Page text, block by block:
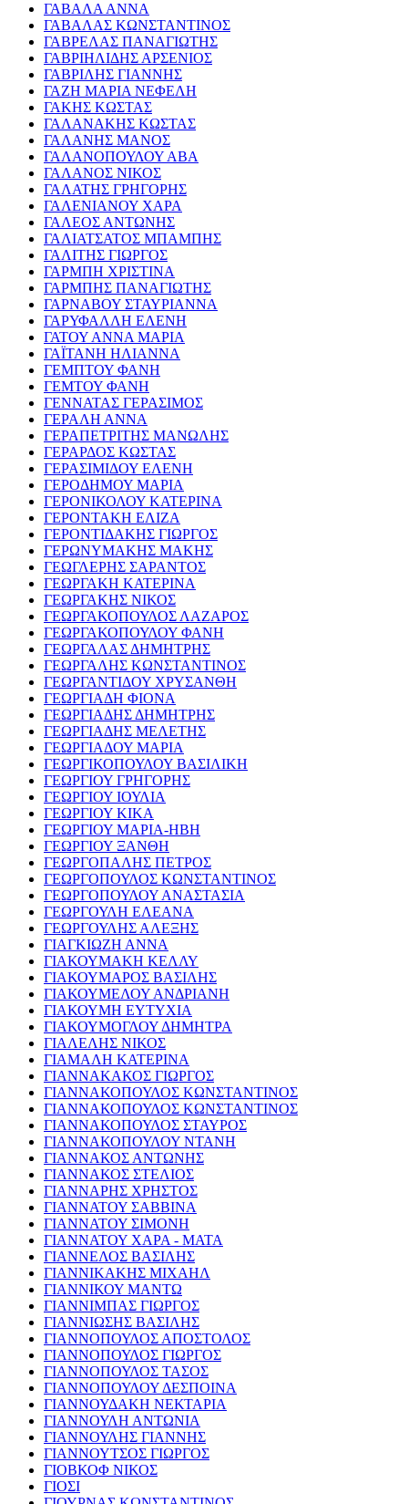
ΓΑΒΑΛΑ ΑΝΝΑ
ΓΑΒΑΛΑΣ ΚΩΝΣΤΑΝΤΙΝΟΣ
ΓΑΒΡΕΛΑΣ ΠΑΝΑΓΙΩΤΗΣ
ΓΑΒΡΙΗΛΙΔΗΣ ΑΡΣΕΝΙΟΣ
ΓΑΒΡΙΛΗΣ ΓΙΑΝΝΗΣ
ΓΑΖΗ ΜΑΡΙΑ ΝΕΦΕΛΗ
ΓΑΚΗΣ ΚΩΣΤΑΣ
ΓΑΛΑΝΑΚΗΣ ΚΩΣΤΑΣ
ΓΑΛΑΝΗΣ ΜΑΝΟΣ
ΓΑΛΑΝΟΠΟΥΛΟΥ ΑΒΑ
ΓΑΛΑΝΟΣ ΝΙΚΟΣ
ΓΑΛΑΤΗΣ ΓΡΗΓΟΡΗΣ
ΓΑΛΕΝΙΑΝΟΥ ΧΑΡΑ
ΓΑΛΕΟΣ ΑΝΤΩΝΗΣ
ΓΑΛΙΑΤΣΑΤΟΣ ΜΠΑΜΠΗΣ
ΓΑΛΙΤΗΣ ΓΙΩΡΓΟΣ
ΓΑΡΜΠΗ ΧΡΙΣΤΙΝΑ
ΓΑΡΜΠΗΣ ΠΑΝΑΓΙΩΤΗΣ
ΓΑΡΝΑΒΟΥ ΣΤΑΥΡΙΑΝΝΑ
ΓΑΡΥΦΑΛΛΗ ΕΛΕΝΗ
ΓΑΤΟΥ ΑΝΝΑ ΜΑΡΙΑ
ΓΑΪΤΑΝΗ ΗΛΙΑΝΝΑ
ΓΕΜΠΤΟΥ ΦΑΝΗ
ΓΕΜΤΟΥ ΦΑΝΗ
ΓΕΝΝΑΤΑΣ ΓΕΡΑΣΙΜΟΣ
ΓΕΡΑΛΗ ΑΝΝΑ
ΓΕΡΑΠΕΤΡΙΤΗΣ ΜΑΝΩΛΗΣ
ΓΕΡΑΡΔΟΣ ΚΩΣΤΑΣ
ΓΕΡΑΣΙΜΙΔΟΥ ΕΛΕΝΗ
ΓΕΡΟΔΗΜΟΥ ΜΑΡΙΑ
ΓΕΡΟΝΙΚΟΛΟΥ ΚΑΤΕΡΙΝΑ
ΓΕΡΟΝΤΑΚΗ ΕΛΙΖΑ
ΓΕΡΟΝΤΙΔΑΚΗΣ ΓΙΩΡΓΟΣ
ΓΕΡΩΝΥΜΑΚΗΣ ΜΑΚΗΣ
ΓΕΩΓΛΕΡΗΣ ΣΑΡΑΝΤΟΣ
ΓΕΩΡΓΑΚΗ ΚΑΤΕΡΙΝΑ
ΓΕΩΡΓΑΚΗΣ ΝΙΚΟΣ
ΓΕΩΡΓΑΚΟΠΟΥΛΟΣ ΛΑΖΑΡΟΣ
ΓΕΩΡΓΑΚΟΠΟΥΛΟΥ ΦΑΝΗ
ΓΕΩΡΓΑΛΑΣ ΔΗΜΗΤΡΗΣ
ΓΕΩΡΓΑΛΗΣ ΚΩΝΣΤΑΝΤΙΝΟΣ
ΓΕΩΡΓΑΝΤΙΔΟΥ ΧΡΥΣΑΝΘΗ
ΓΕΩΡΓΙΑΔΗ ΦΙΟΝΑ
ΓΕΩΡΓΙΑΔΗΣ ΔΗΜΗΤΡΗΣ
ΓΕΩΡΓΙΑΔΗΣ ΜΕΛΕΤΗΣ
ΓΕΩΡΓΙΑΔΟΥ ΜΑΡΙΑ
ΓΕΩΡΓΙΚΟΠΟΥΛΟΥ ΒΑΣΙΛΙΚΗ
ΓΕΩΡΓΙΟΥ ΓΡΗΓΟΡΗΣ
ΓΕΩΡΓΙΟΥ ΙΟΥΛΙΑ
ΓΕΩΡΓΙΟΥ ΚΙΚΑ
ΓΕΩΡΓΙΟΥ ΜΑΡΙΑ-ΗΒΗ
ΓΕΩΡΓΙΟΥ ΞΑΝΘΗ
ΓΕΩΡΓΟΠΑΛΗΣ ΠΕΤΡΟΣ
ΓΕΩΡΓΟΠΟΥΛΟΣ ΚΩΝΣΤΑΝΤΙΝΟΣ
ΓΕΩΡΓΟΠΟΥΛΟΥ ΑΝΑΣΤΑΣΙΑ
ΓΕΩΡΓΟΥΛΗ ΕΛΕΑΝΑ
ΓΕΩΡΓΟΥΛΗΣ ΑΛΕΞΗΣ
ΓΙΑΓΚΙΩΖΗ ΑΝΝΑ
ΓΙΑΚΟΥΜΑΚΗ ΚΕΛΛΥ
ΓΙΑΚΟΥΜΑΡΟΣ ΒΑΣΙΛΗΣ
ΓΙΑΚΟΥΜΕΛΟΥ ΑΝΔΡΙΑΝΗ
ΓΙΑΚΟΥΜΗ ΕΥΤΥΧΙΑ
ΓΙΑΚΟΥΜΟΓΛΟΥ ΔΗΜΗΤΡΑ
ΓΙΑΛΕΛΗΣ ΝΙΚΟΣ
ΓΙΑΜΑΛΗ ΚΑΤΕΡΙΝΑ
ΓΙΑΝΝΑΚΑΚΟΣ ΓΙΩΡΓΟΣ
ΓΙΑΝΝΑΚΟΠΟΥΛΟΣ ΚΩΝΣΤΑΝΤΙΝΟΣ
ΓΙΑΝΝΑΚΟΠΟΥΛΟΣ ΚΩΝΣΤΑΝΤΙΝΟΣ
ΓΙΑΝΝΑΚΟΠΟΥΛΟΣ ΣΤΑΥΡΟΣ
ΓΙΑΝΝΑΚΟΠΟΥΛΟΥ ΝΤΑΝΗ
ΓΙΑΝΝΑΚΟΣ ΑΝΤΩΝΗΣ
ΓΙΑΝΝΑΚΟΣ ΣΤΕΛΙΟΣ
ΓΙΑΝΝΑΡΗΣ ΧΡΗΣΤΟΣ
ΓΙΑΝΝΑΤΟΥ ΣΑΒΒΙΝΑ
ΓΙΑΝΝΑΤΟΥ ΣΙΜΟΝΗ
ΓΙΑΝΝΑΤΟΥ ΧΑΡΑ - ΜΑΤΑ
ΓΙΑΝΝΕΛΟΣ ΒΑΣΙΛΗΣ
ΓΙΑΝΝΙΚΑΚΗΣ ΜΙΧΑΗΛ
ΓΙΑΝΝΙΚΟΥ ΜΑΝΤΩ
ΓΙΑΝΝΙΜΠΑΣ ΓΙΩΡΓΟΣ
ΓΙΑΝΝΙΩΣΗΣ ΒΑΣΙΛΗΣ
ΓΙΑΝΝΟΠΟΥΛΟΣ ΑΠΟΣΤΟΛΟΣ
ΓΙΑΝΝΟΠΟΥΛΟΣ ΓΙΩΡΓΟΣ
ΓΙΑΝΝΟΠΟΥΛΟΣ ΤΑΣΟΣ
ΓΙΑΝΝΟΠΟΥΛΟΥ ΔΕΣΠΟΙΝΑ
ΓΙΑΝΝΟΥΔΑΚΗ ΝΕΚΤΑΡΙΑ
ΓΙΑΝΝΟΥΛΗ ΑΝΤΩΝΙΑ
ΓΙΑΝΝΟΥΛΗΣ ΓΙΑΝΝΗΣ
ΓΙΑΝΝΟΥΤΣΟΣ ΓΙΩΡΓΟΣ
ΓΙΟΒΚΟΦ ΝΙΚΟΣ
ΓΙΟΣΙ